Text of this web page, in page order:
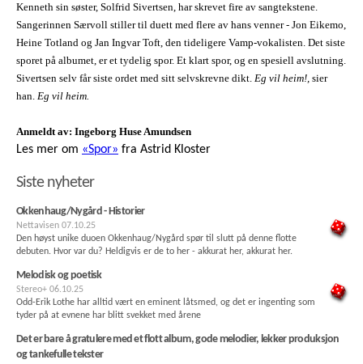
Kenneth sin søster, Solfrid Sivertsen, har skrevet fire av sangtekstene.
Sangerinnen Særvoll stiller til duett med flere av hans venner - Jon Eikemo,
Heine Totland og Jan Ingvar Toft, den tideligere Vamp-vokalisten. Det siste
sporet på albumet, er et tydelig spor. Et klart spor, og en spesiell avslutning.
Sivertsen selv får siste ordet med sitt selvskrevne dikt. Eg vil heim!, sier
han. Eg vil heim.
Anmeldt av: Ingeborg Huse Amundsen
Les mer om «Spor» fra Astrid Kloster
Siste nyheter
Okkenhaug/Nygård - Historier
Nettavisen 07.10.25
Den høyst unike duoen Okkenhaug/Nygård spør til slutt på denne flotte
debuten. Hvor var du? Heldigvis er de to her - akkurat her, akkurat her.
Melodisk og poetisk
Stereo+ 06.10.25
Odd-Erik Lothe har alltid vært en eminent låtsmed, og det er ingenting som
tyder på at evnene har blitt svekket med årene
Det er bare å gratulere med et flott album, gode melodier, lekker produksjon
og tankefulle tekster